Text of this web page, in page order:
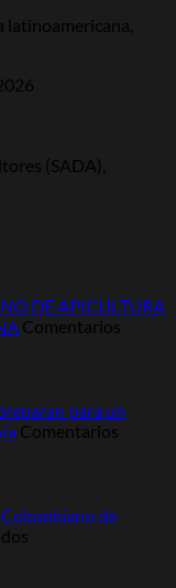
latinoamericana,
(SADA),
DE APICULTURA
Comentarios
para un
Comentarios
de